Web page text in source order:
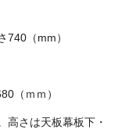
（mm）
（ｍｍ）
さは天板幕板下・